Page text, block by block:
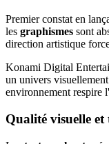
Premier constat en
les graphismes sont
direction artistique
Konami Digital
un univers
environnement respire
Qualité visuelle et